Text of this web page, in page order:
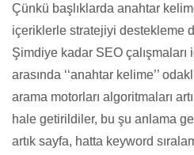
Çünkü başlıklarda anahtar
içeriklerle stratejiyi destekleme
Şimdiye kadar SEO
arasında ‘‘anahtar kelime’’
arama motorları algoritmaları
hale getirildiler, bu şu anlama
artık sayfa, hatta keyword